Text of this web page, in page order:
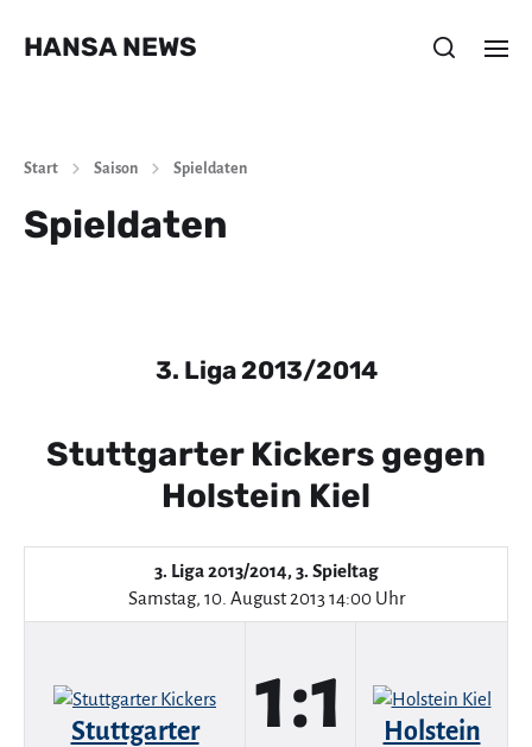
HANSA NEWS
Start Saison Spieldaten
Spieldaten
3. Liga 2013/2014
Stuttgarter Kickers gegen
Holstein Kiel
3. Liga 2013/2014, 3. Spieltag
Samstag, 10. August 2013 14:00 Uhr
Stuttgarter
1:1
Holstein